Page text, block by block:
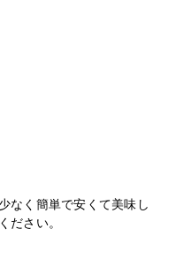
なく簡単で安くて美味し
ださい。